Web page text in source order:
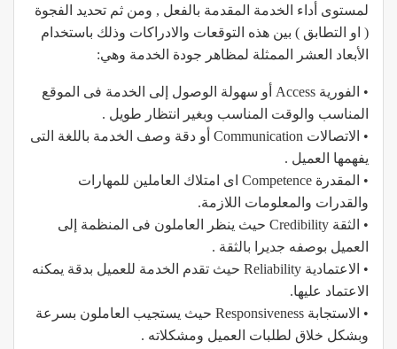
لمستوى أداء الخدمة المقدمة بالفعل , ومن ثم تحديد الفجوة
( او التطابق ) بين هذه التوقعات والادراكات وذلك باستخدام
الأبعاد العشر الممثلة لمظاهر جودة الخدمة وهي:
• الفورية Access أو سهولة الوصول إلى الخدمة فى الموقع
المناسب والوقت المناسب وبغير انتظار طويل .
• الاتصالات Communication أو دقة وصف الخدمة باللغة التى
يفهمها العميل .
• المقدرة Competence اى امتلاك العاملين للمهارات
والقدرات والمعلومات اللازمة.
• الثقة Credibility حيث ينظر العاملون فى المنظمة إلى
العميل بوصفه جديرا بالثقة .
• الاعتمادية Reliability حيث تقدم الخدمة للعميل بدقة يمكنه
الاعتماد عليها.
• الاستجابة Responsiveness حيث يستجيب العاملون بسرعة
وبشكل خلاق لطلبات العميل ومشكلاته .